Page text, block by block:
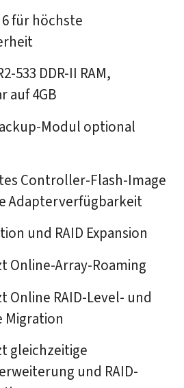
6 für höchste
533 DDR-II RAM,
auf 4GB
Modul optional
Controller-Flash-Image
Adapterverfügbarkeit
und RAID Expansion
Online-Array-Roaming
RAID-Level- und
Migration
gleichzeitige
und RAID-